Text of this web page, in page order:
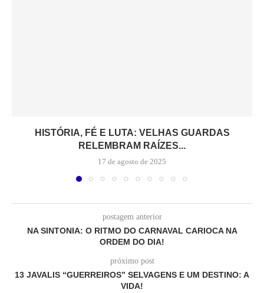
HISTÓRIA, FÉ E LUTA: VELHAS GUARDAS
RELEMBRAM RAÍZES...
17 de agosto de 2025
postagem anterior
NA SINTONIA: O RITMO DO CARNAVAL CARIOCA NA
ORDEM DO DIA!
próximo post
13 JAVALIS “GUERREIROS” SELVAGENS E UM DESTINO: A
VIDA!